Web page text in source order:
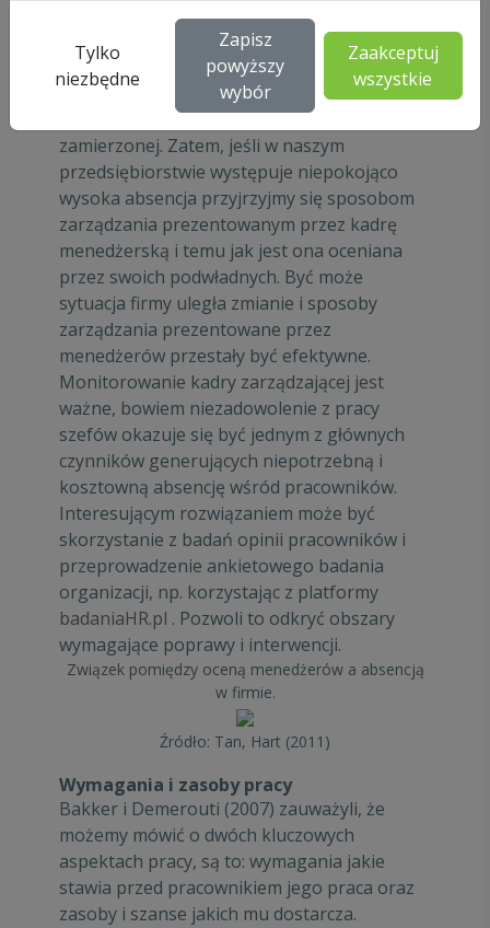
wyższej absencji niezamierzonej. Wysoka
ocena menedżerów łączy się natomiast z
oceną warunków pracy jako dobrych, a te
poprzez generowanie pozytywnych emocji
wiążą się z niższym poziomem absencji
zamierzonej. Zatem, jeśli w naszym
przedsiębiorstwie występuje niepokojąco
wysoka absencja przyjrzyjmy się sposobom
zarządzania prezentowanym przez kadrę
menedżerską i temu jak jest ona oceniana
przez swoich podwładnych. Być może
sytuacja firmy uległa zmianie i sposoby
zarządzania prezentowane przez
menedżerów przestały być efektywne.
Monitorowanie kadry zarządzającej jest
ważne, bowiem niezadowolenie z pracy
szefów okazuje się być jednym z głównych
czynników generujących niepotrzebną i
kosztowną absencję wśród pracowników.
Interesującym rozwiązaniem może być
skorzystanie z badań opinii pracowników i
przeprowadzenie ankietowego badania
organizacji, np. korzystając z platformy
badaniaHR.pl . Pozwoli to odkryć obszary
wymagające poprawy i interwencji.
Związek pomiędzy oceną menedżerów a absencją
w firmie.
Źródło: Tan, Hart (2011)
Wymagania i zasoby pracy
Bakker i Demerouti (2007) zauważyli, że
możemy mówić o dwóch kluczowych
aspektach pracy, są to: wymagania jakie
stawia przed pracownikiem jego praca oraz
zasoby i szanse jakich mu dostarcza.
Tylko
niezbędne
Zapisz
powyższy
wybór
Zaakceptuj
wszystkie